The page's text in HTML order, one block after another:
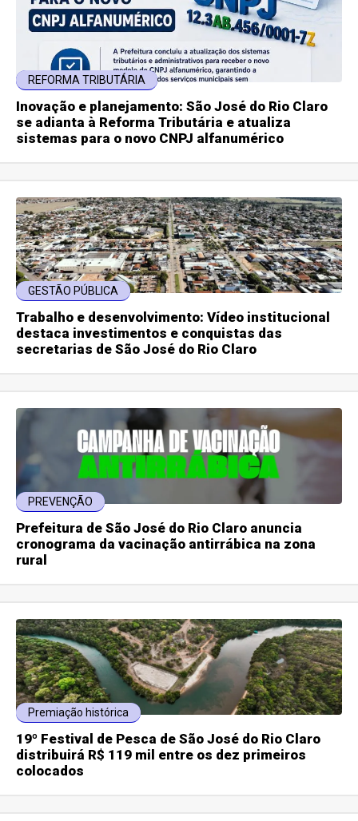
REFORMA TRIBUTÁRIA
Inovação e planejamento: São José do Rio Claro
se adianta à Reforma Tributária e atualiza
sistemas para o novo CNPJ alfanumérico
GESTÃO PÚBLICA
Trabalho e desenvolvimento: Vídeo institucional
destaca investimentos e conquistas das
secretarias de São José do Rio Claro
PREVENÇÃO
Prefeitura de São José do Rio Claro anuncia
cronograma da vacinação antirrábica na zona
rural
Premiação histórica
19º Festival de Pesca de São José do Rio Claro
distribuirá R$ 119 mil entre os dez primeiros
colocados